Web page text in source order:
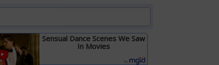
Sensual Dance Scenes We Saw
In Movies